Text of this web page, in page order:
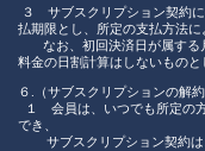
３ サブスクリプション契約
払期限とし、所定の支払方法に
なお、初回決済日が属する
料金の日割計算はしないものと
６.（サブスクリプションの解約
１ 会員は、いつでも所定の
でき、
サブスクリプション契約は